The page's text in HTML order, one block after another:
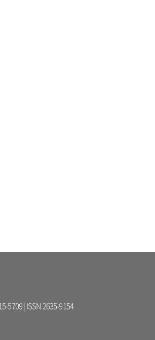
5709 | ISSN 2635-9154